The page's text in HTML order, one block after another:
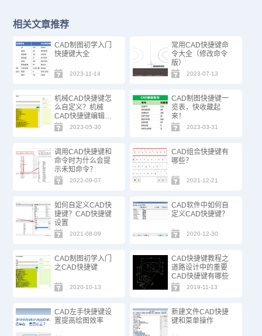
相关文章推荐
CAD制图初学入门
快捷键大全
2023-11-14
常用CAD快捷键命
令大全（修改命令
版）
2023-07-13
机械CAD快捷键怎
么自定义？机械
CAD快捷键编辑技
巧
2023-05-30
CAD制图快捷键一
览表，快收藏起
来！
2023-03-31
调用CAD快捷键和
命令时为什么会提
示未知命令？
2022-09-07
CAD组合快捷键有
哪些？
2021-12-21
如何自定义CAD快
捷键？CAD快捷键
设置
2021-08-09
CAD软件中如何自
定义CAD快捷键？
2020-12-30
CAD制图初学入门
之CAD快捷键
2020-10-13
CAD快捷键教程之
道路设计中的重要
CAD快捷键有哪些
2019-11-13
CAD左手快捷键设
置提高绘图效率
新建文件CAD快捷
键和菜单操作